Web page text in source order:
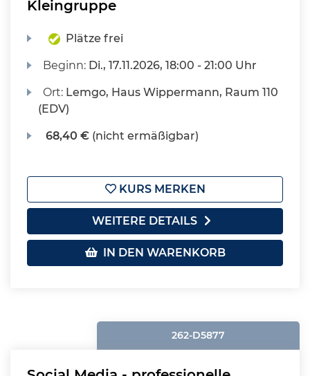
Kleingruppe
Plätze frei
Beginn: Di., 17.11.2026, 18:00 - 21:00 Uhr
Ort: Lemgo, Haus Wippermann, Raum 110
(EDV)
68,40 € (nicht ermäßigbar)
KURS MERKEN
WEITERE DETAILS
IN DEN WARENKORB
262-D5877